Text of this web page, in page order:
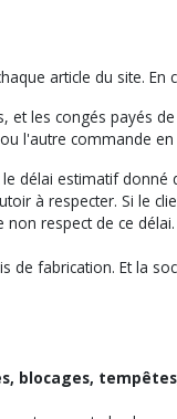
article du site.
les congés payés
l'autre commande
délai estimatif
à respecter. Si le
respect de ce délai.
fabrication. Et la
blocages,